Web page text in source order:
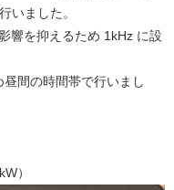
いました。
響を抑えるため 1kHz に設
間の時間帯で行いまし
）